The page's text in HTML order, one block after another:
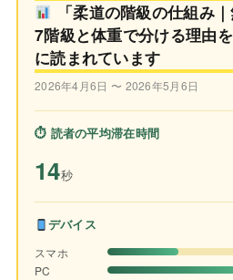
「柔道の階級の仕組み
7階級と体重で分ける理由
に読まれています
2026年4月6日 〜 2026年5月6日
⏱ 読者の平均滞在時間
14秒
デバイス
スマホ
PC